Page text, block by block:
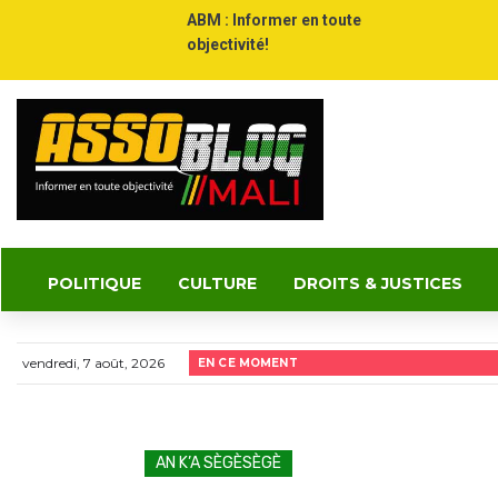
ABM : Informer en toute
objectivité!
POLITIQUE CULTURE DROITS & JUSTICES
vendredi, 7 août, 2026 EN CE MOMENT
AN K’A SÈGÈSÈGÈ